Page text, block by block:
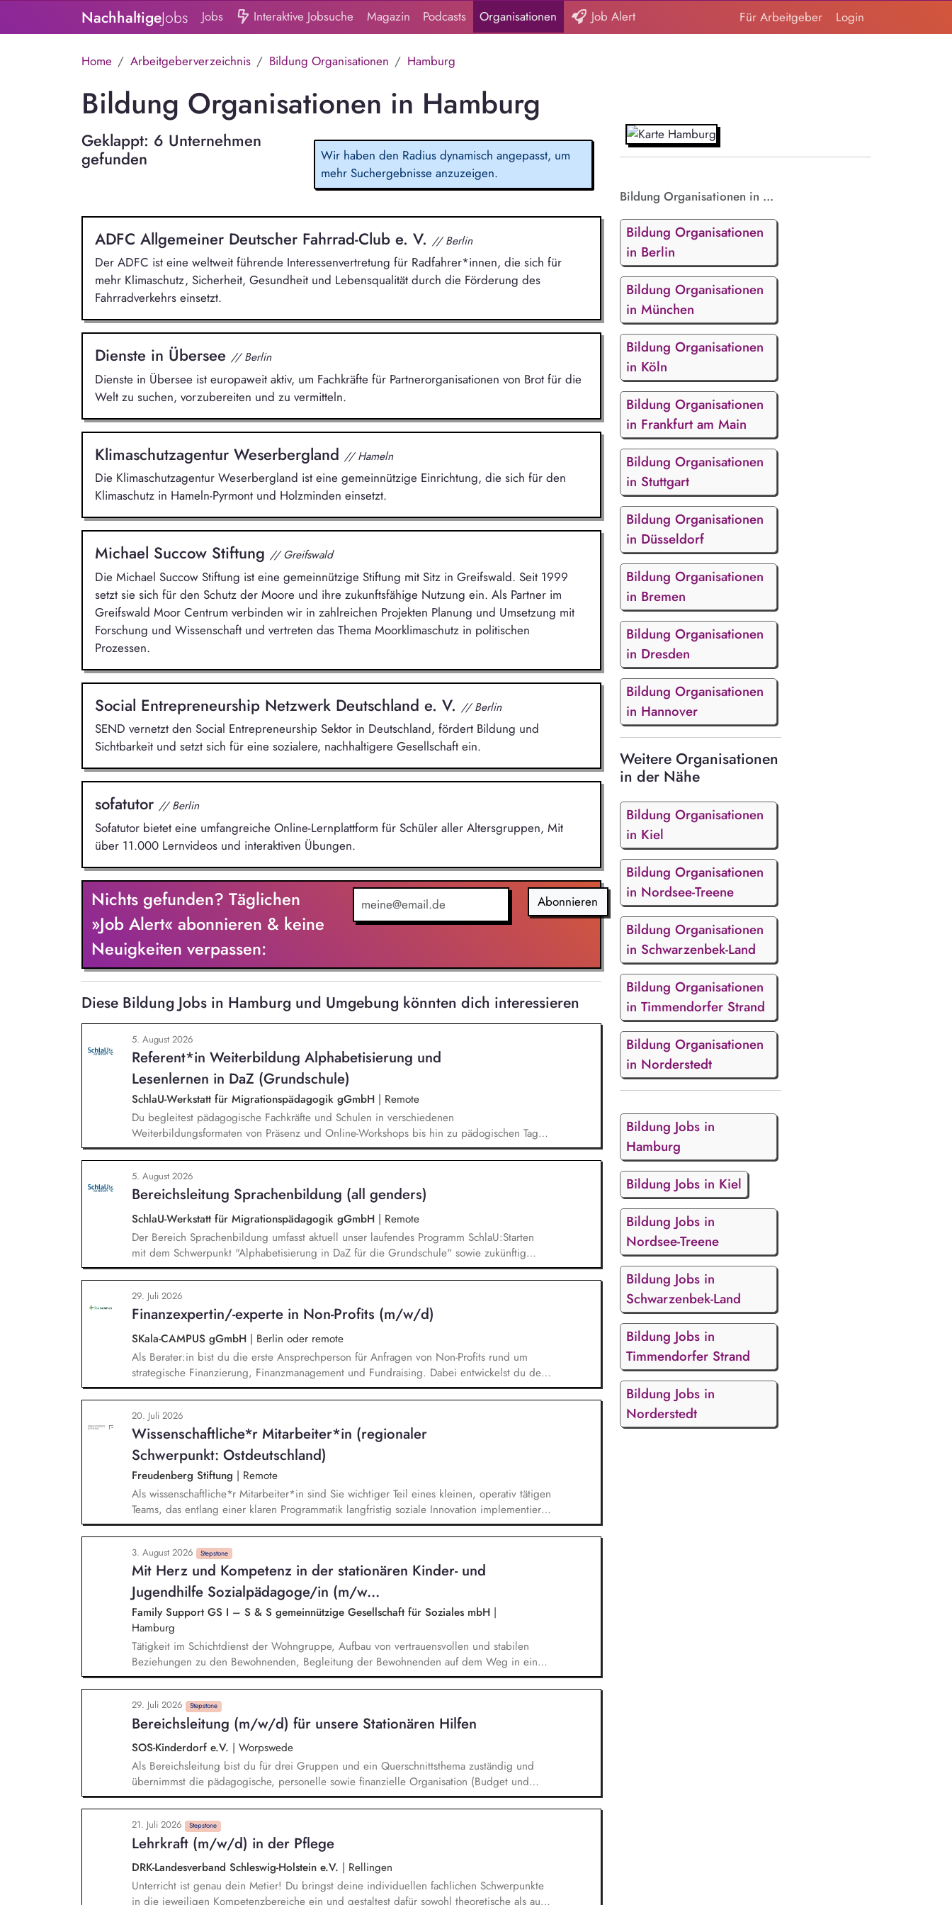
NachhaltigeJobs Jobs Interaktive Jobsuche Magazin Podcasts Organisationen Job Alert Für Arbeitgeber Login
Home Arbeitgeberverzeichnis Bildung Organisationen Hamburg
Bildung Organisationen in Hamburg
Geklappt: 6 Unternehmen
gefunden
Wir haben den Radius dynamisch angepasst, um
mehr Suchergebnisse anzuzeigen.
ADFC Allgemeiner Deutscher Fahrrad-Club e. V. // Berlin
Der ADFC ist eine weltweit führende Interessenvertretung für Radfahrer*innen, die sich für
mehr Klimaschutz, Sicherheit, Gesundheit und Lebensqualität durch die Förderung des
Fahrradverkehrs einsetzt.
Dienste in Übersee // Berlin
Dienste in Übersee ist europaweit aktiv, um Fachkräfte für Partnerorganisationen von Brot für die
Welt zu suchen, vorzubereiten und zu vermitteln.
Klimaschutzagentur Weserbergland // Hameln
Die Klimaschutzagentur Weserbergland ist eine gemeinnützige Einrichtung, die sich für den
Klimaschutz in Hameln-Pyrmont und Holzminden einsetzt.
Michael Succow Stiftung // Greifswald
Die Michael Succow Stiftung ist eine gemeinnützige Stiftung mit Sitz in Greifswald. Seit 1999
setzt sie sich für den Schutz der Moore und ihre zukunftsfähige Nutzung ein. Als Partner im
Greifswald Moor Centrum verbinden wir in zahlreichen Projekten Planung und Umsetzung mit
Forschung und Wissenschaft und vertreten das Thema Moorklimaschutz in politischen
Prozessen.
Social Entrepreneurship Netzwerk Deutschland e. V. // Berlin
SEND vernetzt den Social Entrepreneurship Sektor in Deutschland, fördert Bildung und
Sichtbarkeit und setzt sich für eine sozialere, nachhaltigere Gesellschaft ein.
sofatutor // Berlin
Sofatutor bietet eine umfangreiche Online-Lernplattform für Schüler aller Altersgruppen, Mit
über 11.000 Lernvideos und interaktiven Übungen.
Nichts gefunden? Täglichen
»Job Alert« abonnieren & keine
Neuigkeiten verpassen:
Abonnieren
Diese Bildung Jobs in Hamburg und Umgebung könnten dich interessieren
5. August 2026
Referent*in Weiterbildung Alphabetisierung und
Lesenlernen in DaZ (Grundschule)
SchlaU-Werkstatt für Migrationspädagogik gGmbH | Remote
Du begleitest pädagogische Fachkräfte und Schulen in verschiedenen
Weiterbildungsformaten von Präsenz und Online-Workshops bis hin zu pädogischen Tagen
und erstellst Online-Selbstlernkurse für unsere Plattform schlau-lernen.org. Die inhaltlichen
Schwerpunkte liegen dabei auf den Bereichen Lesen lernen,
Mehrsprachigkeitsbewusstsein und Alphabetisierung in der Grundschule.
5. August 2026
Bereichsleitung Sprachenbildung (all genders)
SchlaU-Werkstatt für Migrationspädagogik gGmbH | Remote
Der Bereich Sprachenbildung umfasst aktuell unser laufendes Programm SchlaU:Starten
mit dem Schwerpunkt "Alphabetisierung in DaZ für die Grundschule" sowie zukünftig
weitere auf Unterrichtsmaterial bezogene Projekte mit den Schwerpunkten
sprachensensibles und rassismuskritisches Deutschlernen von der Grundschule bis in die
Berufliche Bildung. Der Bereich Sprachenbildung entwickelt in seinen Projekten dazu
zielgruppengerechte und innovative Unterrichtsmaterialien und begleitet pädagogische
Fachkräfte mit daran angeschlossenen Weiterbildungsangeboten online wie offline.
29. Juli 2026
Finanzexpertin/-experte in Non-Profits (m/w/d)
SKala-CAMPUS gGmbH | Berlin oder remote
Als Berater:in bist du die erste Ansprechperson für Anfragen von Non-Profits rund um
strategische Finanzierung, Finanzmanagement und Fundraising. Dabei entwickelst du den
gesamten Prozess von der Anfrage über Angebotserstellung bis zur eigenverantwortlichen
Umsetzung. Auf Basis der jeweiligen Herausforderungen entwickelst du passgenaue
Beratungsprozesse und berätst Organisationen zu zentralen Fragen ihrer finanziellen
Steuerung und strategischen Weiterentwicklung.
20. Juli 2026
Wissenschaftliche*r Mitarbeiter*in (regionaler
Schwerpunkt: Ostdeutschland)
Freudenberg Stiftung | Remote
Als wissenschaftliche*r Mitarbeiter*in sind Sie wichtiger Teil eines kleinen, operativ tätigen
Teams, das entlang einer klaren Programmatik langfristig soziale Innovation implementiert.
Sie unterstützen die Geschäftsführung bei der Umsetzung der Stiftungsprogrammatik und
entwickeln dabei die Internationalisierungsstrategie der Stiftung weiter. Sie übersetzen
wissenschaftliche Erkenntnisse in alltagsangebundene Handlungsansätze entlang unserer
Stiftungsprogrammatik.
3. August 2026 Stepstone
Mit Herz und Kompetenz in der stationären Kinder- und
Jugendhilfe Sozialpädagoge/in (m/w...
Family Support GS I – S & S gemeinnützige Gesellschaft für Soziales mbH |
Hamburg
Tätigkeit im Schichtdienst der Wohngruppe, Aufbau von vertrauensvollen und stabilen
Beziehungen zu den Bewohnenden, Begleitung der Bewohnenden auf dem Weg in eine
eigenverantwortliche Lebensgestaltung, Unterstützung bei der schulischen und beruflichen
Perspektivplanung, Unterstützung und Beratung in akuten Krisen- und
Belastungssituationen, Begleitung in psychischen und physischen Gesundheitsfragen,
Alltagsgestaltung in der Gruppe, sowie freizeitpädagogische Angebote,
Fallbesprechungen im Team und Bezugsbetreuer:innen Tätigkeiten, Dokumentation und
Berichtswesen
29. Juli 2026 Stepstone
Bereichsleitung (m/w/d) für unsere Stationären Hilfen
SOS-Kinderdorf e.V. | Worpswede
Als Bereichsleitung bist du für drei Gruppen und ein Querschnittsthema zuständig und
übernimmst die pädagogische, personelle sowie finanzielle Organisation (Budget und
Belegung), Koordination und Steuerung für familienanaloge Angebote und
Wohngruppen. Für die Kinder und Jugendlichen in deinen Gruppen bist du für die fall-
und ergebnisorientierte Steuerung der pädagogischen Schlüsselprozesse zuständig und
begleitest diese bei ihrer Entwicklung unter Beachtung des Sorgerechts und des
Herkunftssystems.
21. Juli 2026 Stepstone
Lehrkraft (m/w/d) in der Pflege
DRK-Landesverband Schleswig-Holstein e.V. | Rellingen
Unterricht ist genau dein Metier! Du bringst deine individuellen fachlichen Schwerpunkte
in die jeweiligen Kompetenzbereiche ein und gestaltest dafür sowohl theoretische als auch
Bildung Organisationen in ...
Bildung Organisationen
in Berlin
Bildung Organisationen
in München
Bildung Organisationen
in Köln
Bildung Organisationen
in Frankfurt am Main
Bildung Organisationen
in Stuttgart
Bildung Organisationen
in Düsseldorf
Bildung Organisationen
in Bremen
Bildung Organisationen
in Dresden
Bildung Organisationen
in Hannover
Weitere Organisationen
in der Nähe
Bildung Organisationen
in Kiel
Bildung Organisationen
in Nordsee-Treene
Bildung Organisationen
in Schwarzenbek-Land
Bildung Organisationen
in Timmendorfer Strand
Bildung Organisationen
in Norderstedt
Bildung Jobs in
Hamburg
Bildung Jobs in Kiel
Bildung Jobs in
Nordsee-Treene
Bildung Jobs in
Schwarzenbek-Land
Bildung Jobs in
Timmendorfer Strand
Bildung Jobs in
Norderstedt